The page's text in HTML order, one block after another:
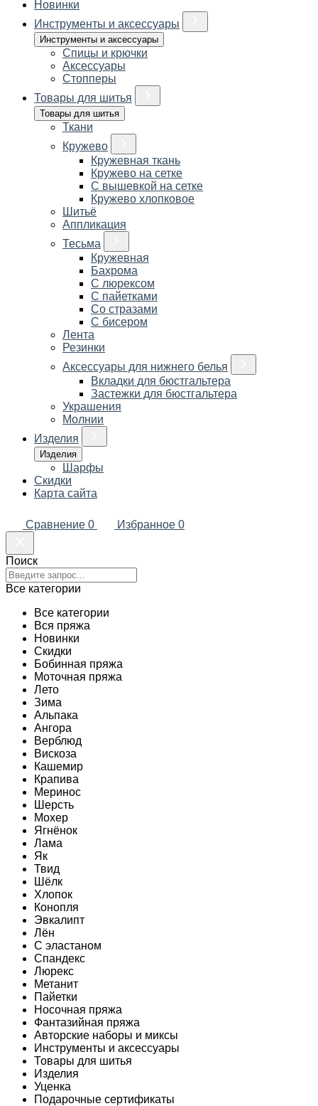
Новинки
Инструменты и аксессуары
Инструменты и аксессуары
Спицы и крючки
Аксессуары
Стопперы
Товары для шитья
Товары для шитья
Ткани
Кружево
Кружевная ткань
Кружево на сетке
С вышевкой на сетке
Кружево хлопковое
Шитьё
Аппликация
Тесьма
Кружевная
Бахрома
С люрексом
С пайетками
Со стразами
С бисером
Лента
Резинки
Аксессуары для нижнего белья
Вкладки для бюстгальтера
Застежки для бюстгальтера
Украшения
Молнии
Изделия
Изделия
Шарфы
Скидки
Карта сайта
Сравнение 0 Избранное 0
Поиск
Все категории
Все категории
Вся пряжа
Новинки
Скидки
Бобинная пряжа
Моточная пряжа
Лето
Зима
Альпака
Ангора
Верблюд
Вискоза
Кашемир
Крапива
Меринос
Шерсть
Мохер
Ягнёнок
Лама
Як
Твид
Шёлк
Хлопок
Конопля
Эвкалипт
Лён
C эластаном
Спандекс
Люрекс
Метанит
Пайетки
Носочная пряжа
Фантазийная пряжа
Авторские наборы и миксы
Инструменты и аксессуары
Товары для шитья
Изделия
Уценка
Подарочные сертификаты